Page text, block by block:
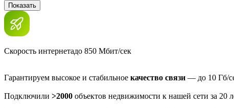
Показать
Скорость интернетадо 850 Мбит/сек
Гарантируем высокое и стабильное качество связи — до 10 Гб/
Подключили >2000 объектов недвижимости к нашей сети за 20